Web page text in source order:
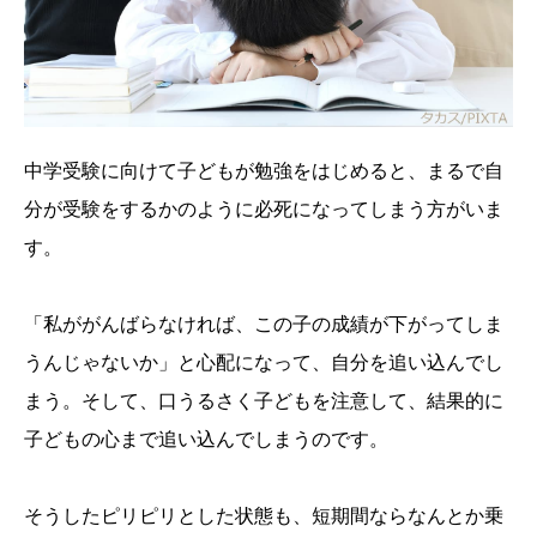
中学受験に向けて子どもが勉強をはじめると、まるで自
分が受験をするかのように必死になってしまう方がいま
す。
「私ががんばらなければ、この子の成績が下がってしま
うんじゃないか」と心配になって、自分を追い込んでし
まう。そして、口うるさく子どもを注意して、結果的に
子どもの心まで追い込んでしまうのです。
そうしたピリピリとした状態も、短期間ならなんとか乗